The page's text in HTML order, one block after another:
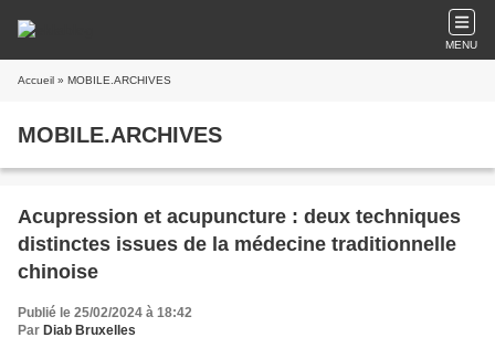
MENU
Accueil » MOBILE.ARCHIVES
MOBILE.ARCHIVES
Acupression et acupuncture : deux techniques
distinctes issues de la médecine traditionnelle
chinoise
Publié le 25/02/2024 à 18:42
Par Diab Bruxelles